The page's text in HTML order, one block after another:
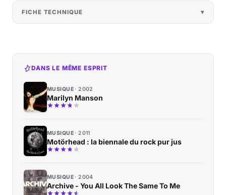
FICHE TECHNIQUE
DANS LE MÊME ESPRIT
MUSIQUE 2002
Marilyn Manson
MUSIQUE 2011
Motörhead : la biennale du rock pur jus
MUSIQUE 2004
Archive - You All Look The Same To Me